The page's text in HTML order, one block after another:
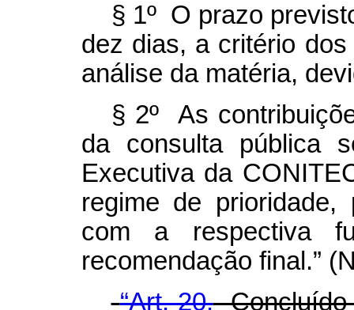
§ 1º O prazo
dez dias, a critério
análise da matéria,
§ 2º As
da consulta pública
Executiva da
regime de
com a respectiva
recomendação final.”
“Art. 20.Concluído